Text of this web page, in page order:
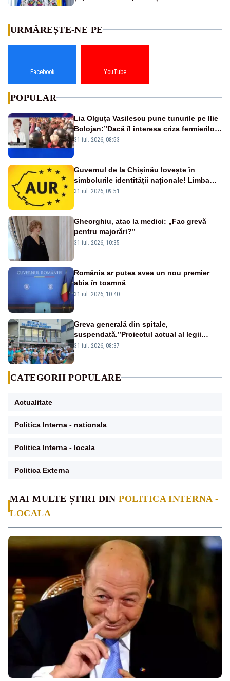
MAI MULTE ȘTIRI DINPOLITICA INTERNA -
LOCALA
URMĂREȘTE-NE PE
Facebook YouTube
POPULAR
Lia Olguța Vasilescu pune tunurile pe Ilie
Bolojan:”Dacă îl interesa criza fermierilor
pleca din funcție”
31 iul. 2026, 08:53
Guvernul de la Chișinău lovește în
simbolurile identității naționale! Limba
română nu se economisește! Limba
31 iul. 2026, 09:51
Gheorghiu, atac la medici: „Fac grevă
pentru majorări?”
31 iul. 2026, 10:35
România ar putea avea un nou premier
abia în toamnă
31 iul. 2026, 10:40
Greva generală din spitale,
suspendată.”Proiectul actual al legii
salarizării nu mai există pentru noi”
31 iul. 2026, 08:37
CATEGORII POPULARE
Actualitate
Politica Interna - nationala
Politica Interna - locala
Politica Externa